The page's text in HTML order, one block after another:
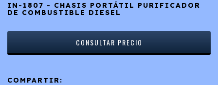
IN-1807 - CHASIS PORTÁTIL PURIFICADOR
DE COMBUSTIBLE DIESEL
COMPARTIR: